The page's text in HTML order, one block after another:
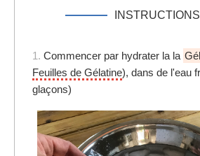
INSTRUCTIONS
1. Commencer par hydrater la la
Feuilles de Gélatine), dans de l'eau
glaçons)